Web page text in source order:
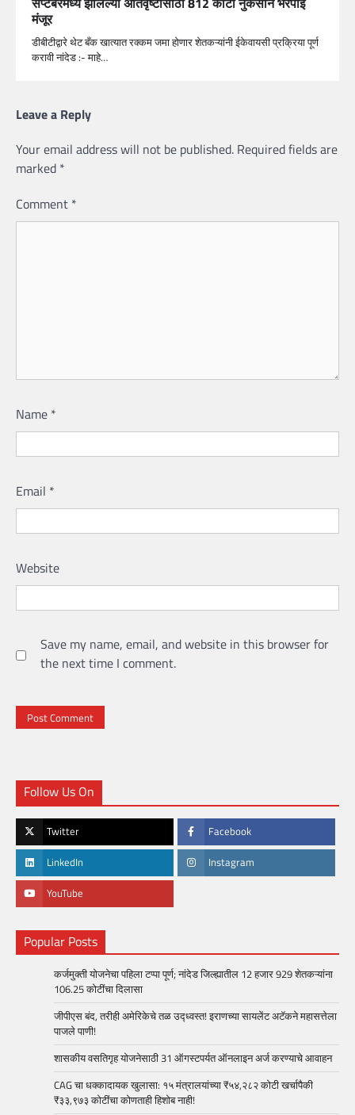
मंजूर
डीबीटीद्वारे थेट बँक खात्यात रक्कम जमा होणार शेतकऱ्यांनी ईकेवायसी प्रक्रिया पूर्ण
करावी नांदेड :- माहे…
Leave a Reply
Your email address will not be published. Required fields are
marked *
Comment *
Name *
Email *
Website
Save my name, email, and website in this browser for
the next time I comment.
Follow Us On
Twitter Facebook
LinkedIn Instagram
YouTube
Popular Posts
कर्जमुक्ती योजनेचा पहिला टप्पा पूर्ण; नांदेड जिल्ह्यातील 12 हजार 929 शेतकऱ्यांना
106.25 कोटींचा दिलासा
जीपीएस बंद, तरीही अमेरिकेचे तळ उद्ध्वस्त! इराणच्या सायलेंट अटॅकने महासत्तेला
पाजले पाणी!
शासकीय वसतिगृह योजनेसाठी 31 ऑगस्टपर्यत ऑनलाइन अर्ज करण्याचे आवाहन
CAG चा धक्कादायक खुलासा: १५ मंत्रालयांच्या ₹५४,२८२ कोटी खर्चापैकी
₹३३,९७३ कोटींचा कोणताही हिशोब नाही!